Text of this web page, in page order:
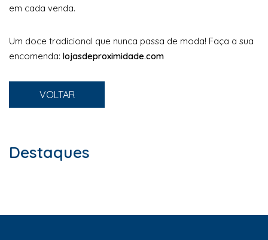
em cada venda.
Um doce tradicional que nunca passa de moda! Faça a sua
encomenda: lojasdeproximidade.com
VOLTAR
Destaques